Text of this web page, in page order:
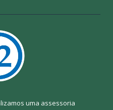
uma assessoria